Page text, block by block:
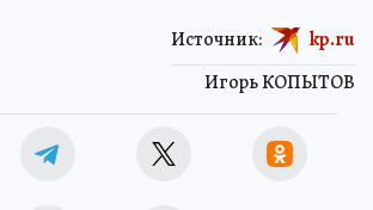
Игорь КОПЫТОВ
Источник: kp.ru